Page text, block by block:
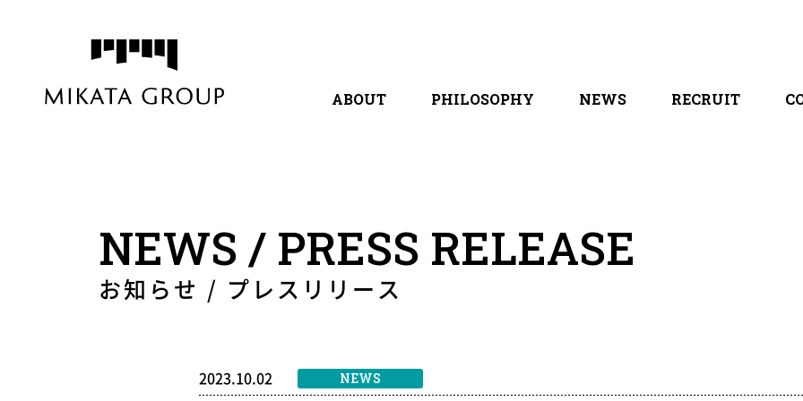
ABOUT PHILOSOPHY NEWS RECRUIT
NEWS / PRESS RELEASE
お知らせ / プレスリリース
2023.10.02 NEWS